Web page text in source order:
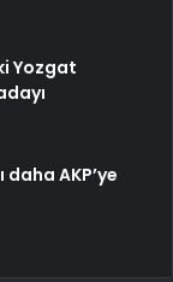
Yozgat
AKP’ye